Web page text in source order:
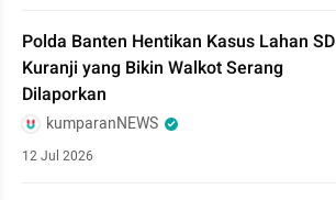
Polda Banten Hentikan Kasus Lahan SD
Kuranji yang Bikin Walkot Serang
Dilaporkan
kumparanNEWS
12 Jul 2026